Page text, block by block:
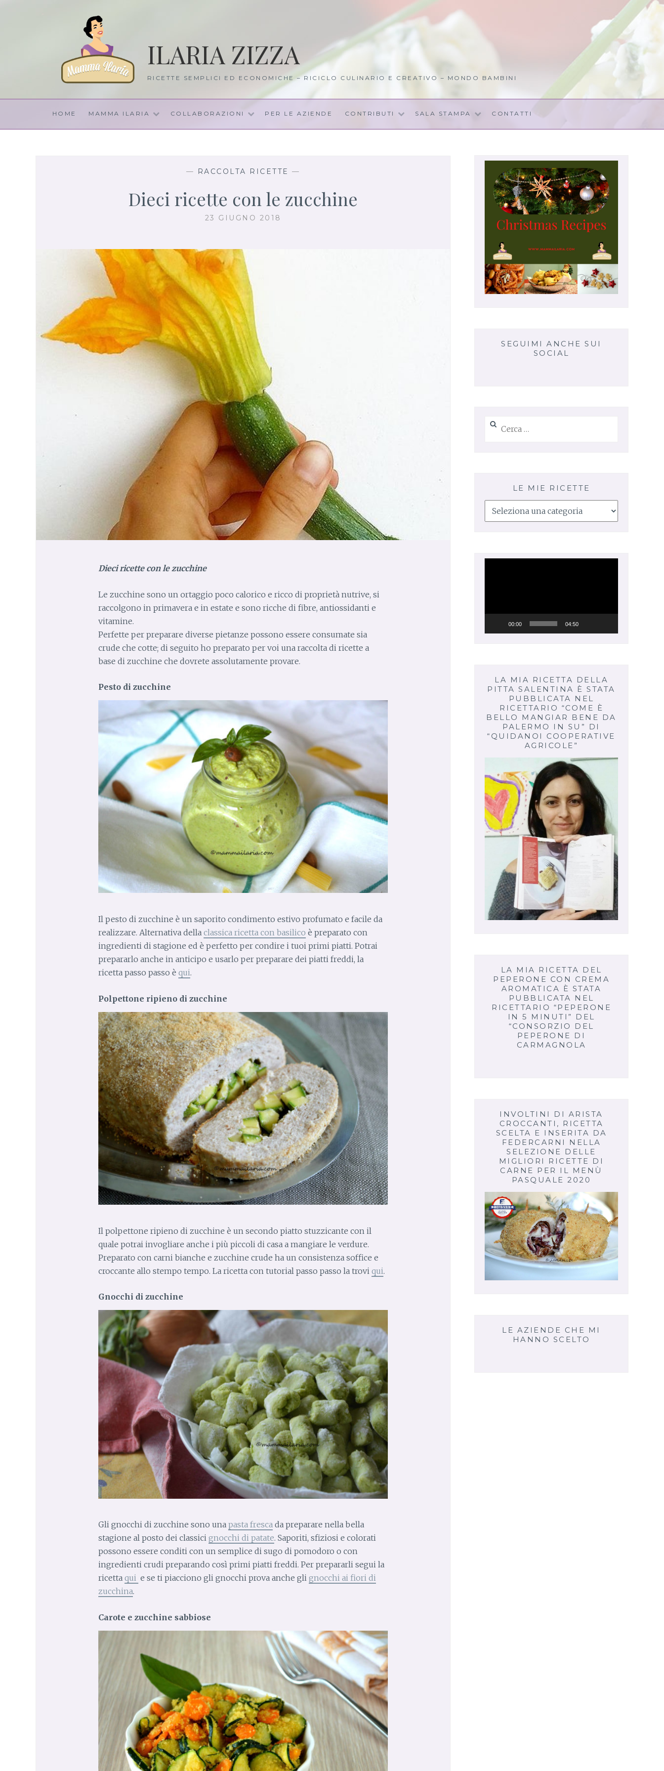
ILARIA ZIZZA
RICETTE SEMPLICI ED ECONOMICHE – RICICLO CULINARIO E CREATIVO – MONDO BAMBINI
HOME MAMMA ILARIA COLLABORAZIONI PER LE AZIENDE CONTRIBUTI SALA STAMPA CONTATTI
— RACCOLTA RICETTE —
Dieci ricette con le zucchine
23 GIUGNO 2018
Dieci ricette con le zucchine
Le zucchine sono un ortaggio poco calorico e ricco di proprietà nutrive, si
raccolgono in primavera e in estate e sono ricche di fibre, antiossidanti e
vitamine.
Perfette per preparare diverse pietanze possono essere consumate sia
crude che cotte; di seguito ho preparato per voi una raccolta di ricette a
base di zucchine che dovrete assolutamente provare.
Pesto di zucchine
Il pesto di zucchine è un saporito condimento estivo profumato e facile da
realizzare. Alternativa della classica ricetta con basilico è preparato con
ingredienti di stagione ed è perfetto per condire i tuoi primi piatti. Potrai
prepararlo anche in anticipo e usarlo per preparare dei piatti freddi, la
ricetta passo passo è qui.
Polpettone ripieno di zucchine
Il polpettone ripieno di zucchine è un secondo piatto stuzzicante con il
quale potrai invogliare anche i più piccoli di casa a mangiare le verdure.
Preparato con carni bianche e zucchine crude ha un consistenza soffice e
croccante allo stempo tempo. La ricetta con tutorial passo passo la trovi qui.
Gnocchi di zucchine
Gli gnocchi di zucchine sono una pasta frescada preparare nella bella
stagione al posto dei classici gnocchi di patate. Saporiti, sfiziosi e colorati
possono essere conditi con un semplice di sugo di pomodoro o con
ingredienti crudi preparando così primi piatti freddi. Per prepararli segui la
ricetta qui e se ti piacciono gli gnocchi prova anche gli gnocchi ai fiori di
zucchina.
Carote e zucchine sabbiose
SEGUIMI ANCHE SUI
SOCIAL
per:
LE MIE RICETTE
mie
00:00 04:50
LA MIA RICETTA DELLA
PITTA SALENTINA È STATA
PUBBLICATA NEL
RICETTARIO “COME È
BELLO MANGIAR BENE DA
PALERMO IN SU” DI
“QUIDANOI COOPERATIVE
AGRICOLE”
LA MIA RICETTA DEL
PEPERONE CON CREMA
AROMATICA È STATA
PUBBLICATA NEL
RICETTARIO “PEPERONE
IN 5 MINUTI” DEL
“CONSORZIO DEL
PEPERONE DI
CARMAGNOLA
INVOLTINI DI ARISTA
CROCCANTI, RICETTA
SCELTA E INSERITA DA
FEDERCARNI NELLA
SELEZIONE DELLE
MIGLIORI RICETTE DI
CARNE PER IL MENÙ
PASQUALE 2020
LE AZIENDE CHE MI
HANNO SCELTO